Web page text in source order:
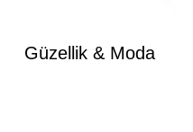
Güzellik & Moda